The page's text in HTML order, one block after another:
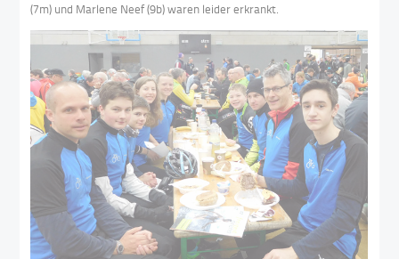
(7m) und Marlene Neef (9b) waren leider erkrankt.